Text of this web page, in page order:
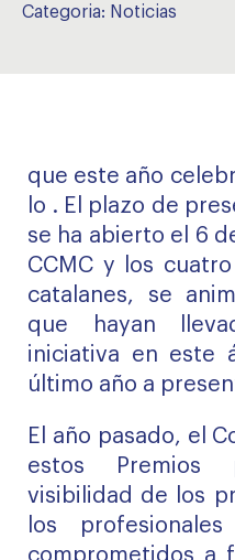
Categoria: Noticias
que este año
lo . El plazo de
se ha abierto el 6
CCMC y los
catalanes, se
que hayan
iniciativa en este
último año a
El año pasado, el
estos Premios
visibilidad de los
los
comprometidos a